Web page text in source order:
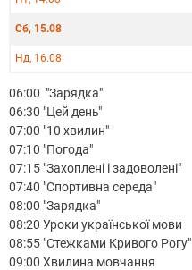
Сб, 15.08
Нд, 16.08
06:00 "Зарядка"
06:30 "Цей день"
07:00 "10 хвилин"
07:10 "Погода"
07:15 "Захоплені і задоволені"
07:40 "Спортивна середа"
08:00 "Зарядка"
08:20 Уроки української мови
08:55 "Стежками Кривого Рогу"
09:00 Хвилина мовчання